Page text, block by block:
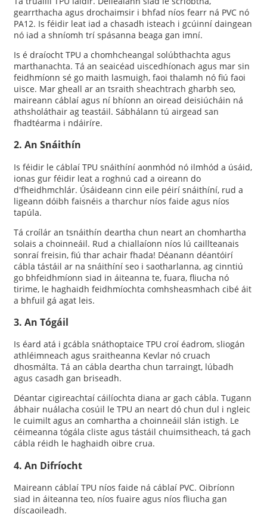
gearrthacha agus drochaimsir i bhfad níos fearr ná PVC nó
PA12. Is féidir leat iad a chasadh isteach i gcúinní daingean
nó iad a shníomh trí spásanna beaga gan imní.
Is é draíocht TPU a chomhcheangal solúbthachta agus
marthanachta. Tá an seaicéad uiscedhíonach agus mar sin
feidhmíonn sé go maith lasmuigh, faoi thalamh nó fiú faoi
uisce. Mar gheall ar an tsraith sheachtrach gharbh seo,
maireann cáblaí agus ní bhíonn an oiread deisiúcháin ná
athsholáthair ag teastáil. Sábhálann tú airgead san
fhadtéarma i ndáiríre.
2. An Snáithín
Is féidir le cáblaí TPU snáithíní aonmhód nó ilmhód a úsáid,
ionas gur féidir leat a roghnú cad a oireann do
d'fheidhmchlár. Úsáideann cinn eile péirí snáithíní, rud a
ligeann dóibh faisnéis a tharchur níos faide agus níos
tapúla.
Tá croílár an tsnáithín deartha chun neart an chomhartha
solais a choinneáil. Rud a chiallaíonn níos lú caillteanais
sonraí freisin, fiú thar achair fhada! Déanann déantóirí
cábla tástáil ar na snáithíní seo i saotharlanna, ag cinntiú
go bhfeidhmíonn siad in áiteanna te, fuara, fliucha nó
tirime, le haghaidh feidhmíochta comhsheasmhach cibé áit
a bhfuil gá agat leis.
3. An Tógáil
Is éard atá i gcábla snáthoptaice TPU croí éadrom, sliogán
athléimneach agus sraitheanna Kevlar nó cruach
dhosmálta. Tá an cábla deartha chun tarraingt, lúbadh
agus casadh gan briseadh.
Déantar cigireachtaí cáilíochta diana ar gach cábla. Tugann
ábhair nuálacha cosúil le TPU an neart dó chun dul i ngleic
le cuimilt agus an comhartha a choinneáil slán istigh. Le
céimeanna tógála cliste agus tástáil chuimsitheach, tá gach
cábla réidh le haghaidh oibre crua.
4. An Difríocht
Maireann cáblaí TPU níos faide ná cáblaí PVC. Oibríonn
siad in áiteanna teo, níos fuaire agus níos fliucha gan
díscaoileadh.